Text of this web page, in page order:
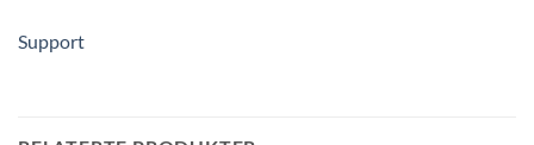
Support